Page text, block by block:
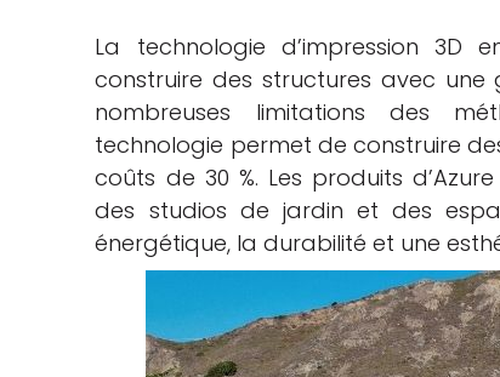
La technologie d’impression 3D
construire des structures avec
nombreuses limitations des
technologie permet de construire
coûts de 30 %. Les produits
des studios de jardin et des
énergétique, la durabilité et une